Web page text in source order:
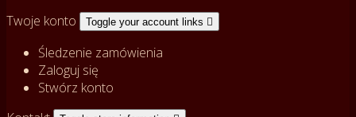
Twoje konto
Toggle your account links 
Śledzenie zamówienia
Zaloguj się
Stwórz konto